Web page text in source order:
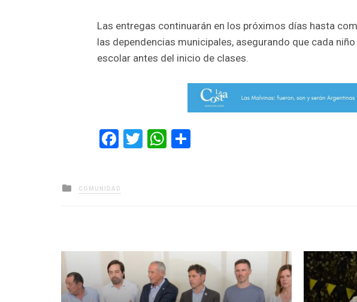
Las entregas continuarán en los próximos días hasta
las dependencias municipales, asegurando que cada
escolar antes del inicio de clases.
Facebook
TwitterWhatsApp
Posted
in
COMUNIDAD